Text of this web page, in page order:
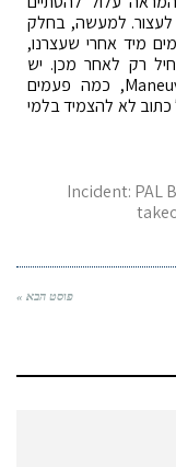
למעשה, בחלק
מיד אחרי שעצרנו,
רק לאחר מכן. יש
רשימה של Considerations בסוף ה-Maneuver, כמה פעמים
לא להצמיד בלמי
Incident: PAL
פוסט הבא »